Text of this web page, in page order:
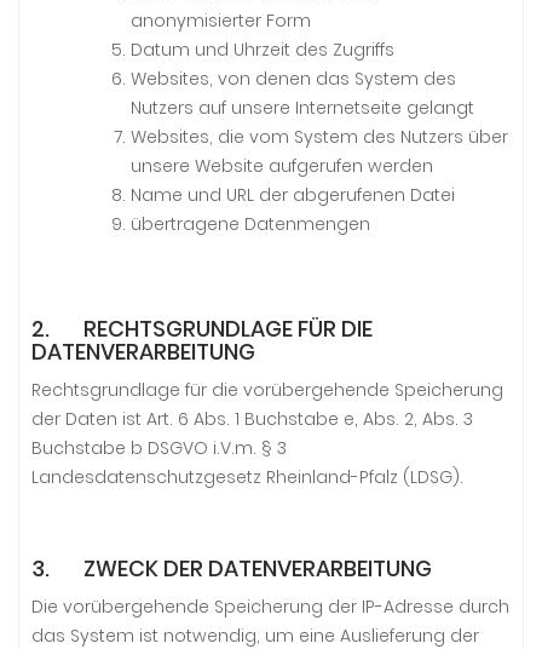
anonymisierter Form
Datum und Uhrzeit des Zugriffs
Websites, von denen das System des
Nutzers auf unsere Internetseite gelangt
Websites, die vom System des Nutzers über
unsere Website aufgerufen werden
Name und URL der abgerufenen Datei
übertragene Datenmengen
2. RECHTSGRUNDLAGE FÜR DIE
DATENVERARBEITUNG
Rechtsgrundlage für die vorübergehende Speicherung
der Daten ist Art. 6 Abs. 1 Buchstabe e, Abs. 2, Abs. 3
Buchstabe b DSGVO i.V.m. § 3
Landesdatenschutzgesetz Rheinland-Pfalz (LDSG).
3. ZWECK DER DATENVERARBEITUNG
Die vorübergehende Speicherung der IP-Adresse durch
das System ist notwendig, um eine Auslieferung der